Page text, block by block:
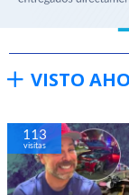
VISTO
113
visitas